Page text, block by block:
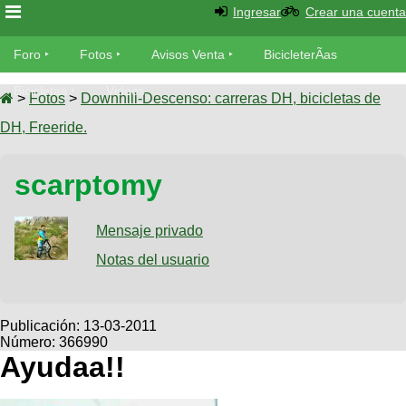
Foro
Foro
TÃ©cnica
Fotos
tu foto
Galeria
XC
Viajes
Descenso
Dirt
SUBÃ
tu
Buscar
Ultimos
Fotos
BicicleterÃ­
as
Bicicletas
Tandem
Videos
Cicloturismo
Ingresar Crear una cuenta
Foro Fotos Avisos Venta BicicleterÃ­as
Bicicletas Videos
> Fotos > Downhill-Descenso: carreras DH, bicicletas de
DH, Freeride.
scarptomy
Mensaje privado
Notas del usuario
Publicación: 13-03-2011
Número: 366990
Ayudaa!!